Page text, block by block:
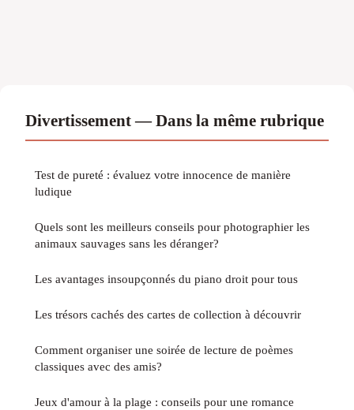
Divertissement — Dans la même rubrique
Test de pureté : évaluez votre innocence de manière
ludique
Quels sont les meilleurs conseils pour photographier les
animaux sauvages sans les déranger?
Les avantages insoupçonnés du piano droit pour tous
Les trésors cachés des cartes de collection à découvrir
Comment organiser une soirée de lecture de poèmes
classiques avec des amis?
Jeux d'amour à la plage : conseils pour une romance